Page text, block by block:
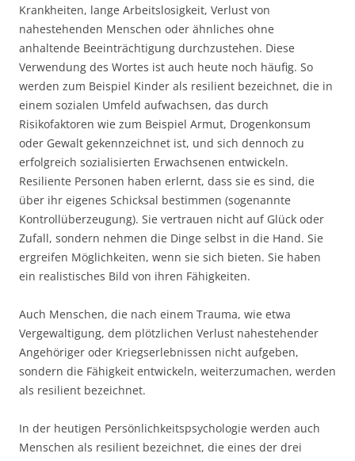
Krankheiten, lange Arbeitslosigkeit, Verlust von
nahestehenden Menschen oder ähnliches ohne
anhaltende Beeinträchtigung durchzustehen. Diese
Verwendung des Wortes ist auch heute noch häufig. So
werden zum Beispiel Kinder als resilient bezeichnet, die in
einem sozialen Umfeld aufwachsen, das durch
Risikofaktoren wie zum Beispiel Armut, Drogenkonsum
oder Gewalt gekennzeichnet ist, und sich dennoch zu
erfolgreich sozialisierten Erwachsenen entwickeln.
Resiliente Personen haben erlernt, dass sie es sind, die
über ihr eigenes Schicksal bestimmen (sogenannte
Kontrollüberzeugung). Sie vertrauen nicht auf Glück oder
Zufall, sondern nehmen die Dinge selbst in die Hand. Sie
ergreifen Möglichkeiten, wenn sie sich bieten. Sie haben
ein realistisches Bild von ihren Fähigkeiten.
Auch Menschen, die nach einem Trauma, wie etwa
Vergewaltigung, dem plötzlichen Verlust nahestehender
Angehöriger oder Kriegserlebnissen nicht aufgeben,
sondern die Fähigkeit entwickeln, weiterzumachen, werden
als resilient bezeichnet.
In der heutigen Persönlichkeitspsychologie werden auch
Menschen als resilient bezeichnet, die eines der drei